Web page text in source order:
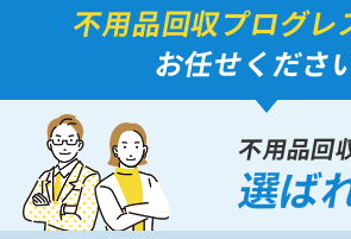
不用品回収プログ
お任せくださ
不用品回
選ば